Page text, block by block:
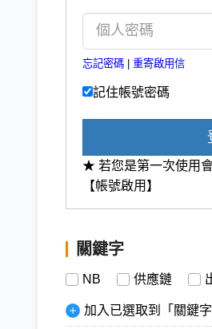
忘記密碼 重寄啟用信
記住帳號密碼
★ 若您是第一次使用
【帳號啟用】
關鍵字
NB 供應鏈
加入已選取到「關鍵字